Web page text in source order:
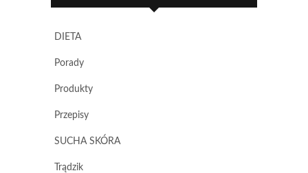
DIETA
Porady
Produkty
Przepisy
SUCHA SKÓRA
Trądzik